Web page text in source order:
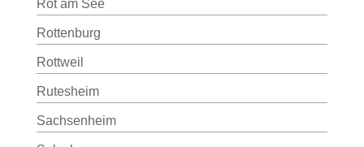
Rot am See
Rottenburg
Rottweil
Rutesheim
Sachsenheim